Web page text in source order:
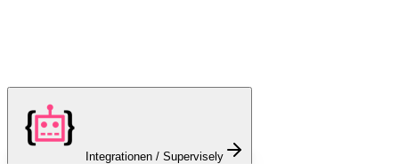
Integrationen / Supervisely